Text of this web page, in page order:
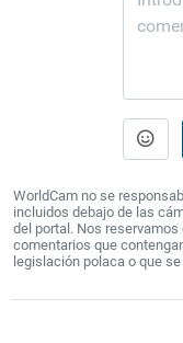
WorldCam no se
incluidos debajo de las
del portal. Nos
comentarios que
legislación polaca o que